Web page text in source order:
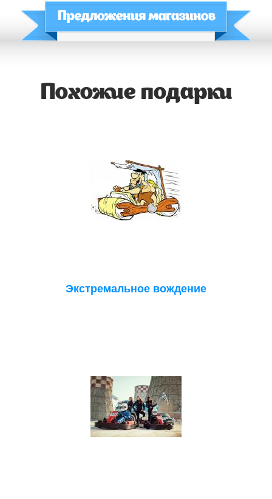
Похожие подарки
Экстремальное вождение